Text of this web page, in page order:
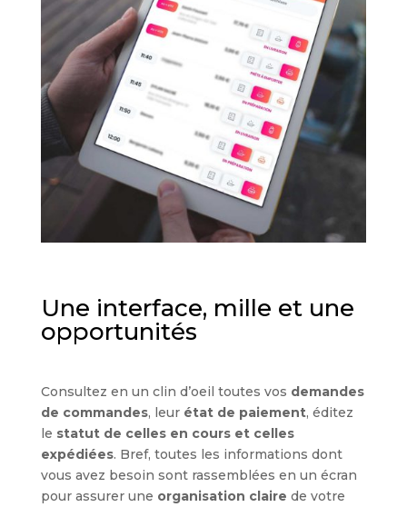
Une interface, mille et une
opportunités
Consultez en un clin d’oeil toutes vos demandes
de commandes, leur état de paiement, éditez
le statut de celles en cours et celles
expédiées. Bref, toutes les informations dont
vous avez besoin sont rassemblées en un écran
pour assurer une organisation claire de votre